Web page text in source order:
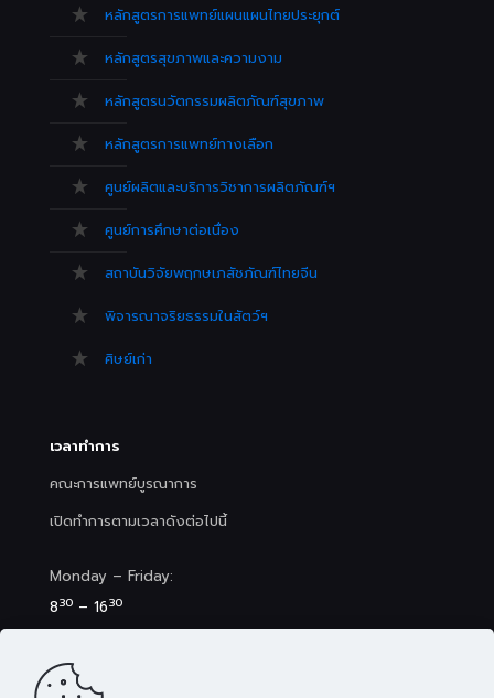
หลักสูตรการแพทย์แผนแผนไทยประยุกต์
หลักสูตรสุขภาพและความงาม
หลักสูตรนวัตกรรมผลิตภัณฑ์สุขภาพ
หลักสูตรการแพทย์ทางเลือก
ศูนย์ผลิตและบริการวิชาการผลิตภัณฑ์ฯ
ศูนย์การศึกษาต่อเนื่อง
สถาบันวิจัยพฤกษเภสัชภัณฑ์ไทยจีน
พิจารณาจริยธรรมในสัตว์ฯ
ศิษย์เก่า
เวลาทำการ
คณะการแพทย์บูรณาการ
เปิดทำการตามเวลาดังต่อไปนี้
Monday – Friday:
830 – 1630
8 30– 17